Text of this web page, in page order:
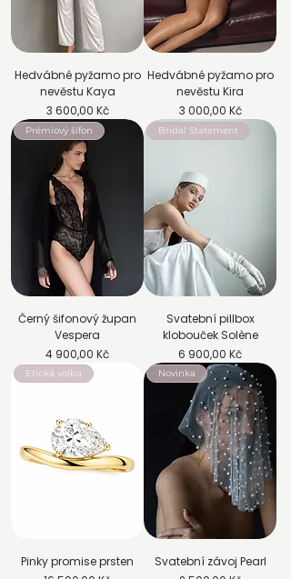
Hedvábné pyžamo pro
nevěstu Kaya
Cena
3 600,00 Kč
Hedvábné pyžamo pro
nevěstu Kira
Cena
3 000,00 Kč
Prémiový šifon
Černý šifonový župan
Vespera
Cena
4 900,00 Kč
Bridal Statement
Svatební pillbox
klobouček Solène
Cena
6 900,00 Kč
Etická volba
Pinky promise prsten
Novinka
Svatební závoj Pearl